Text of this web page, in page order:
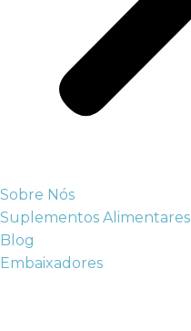
Sobre Nós
Suplementos Alimentares
Blog
Embaixadores